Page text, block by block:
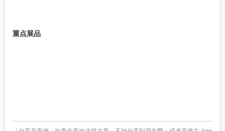
重点展品